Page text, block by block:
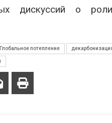
дискуссий о
Глобальное потепление